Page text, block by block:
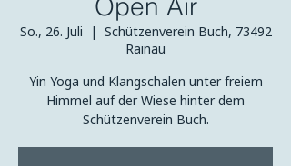
Open Air
So., 26. Juli
  |
Schützenverein Buch, 73492
Rainau
Yin Yoga und Klangschalen unter freiem
Himmel auf der Wiese hinter dem
Schützenverein Buch.